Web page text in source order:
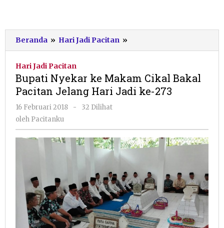
Beranda » Hari Jadi Pacitan »
Nyekar
Cikal
Bakal
ke-
Hari Jadi Pacitan
Bupati Nyekar ke Makam Cikal Bakal
Pacitan Jelang Hari Jadi ke-273
16 Februari 2018
oleh
-
32 Dilihat
oleh Pacitanku